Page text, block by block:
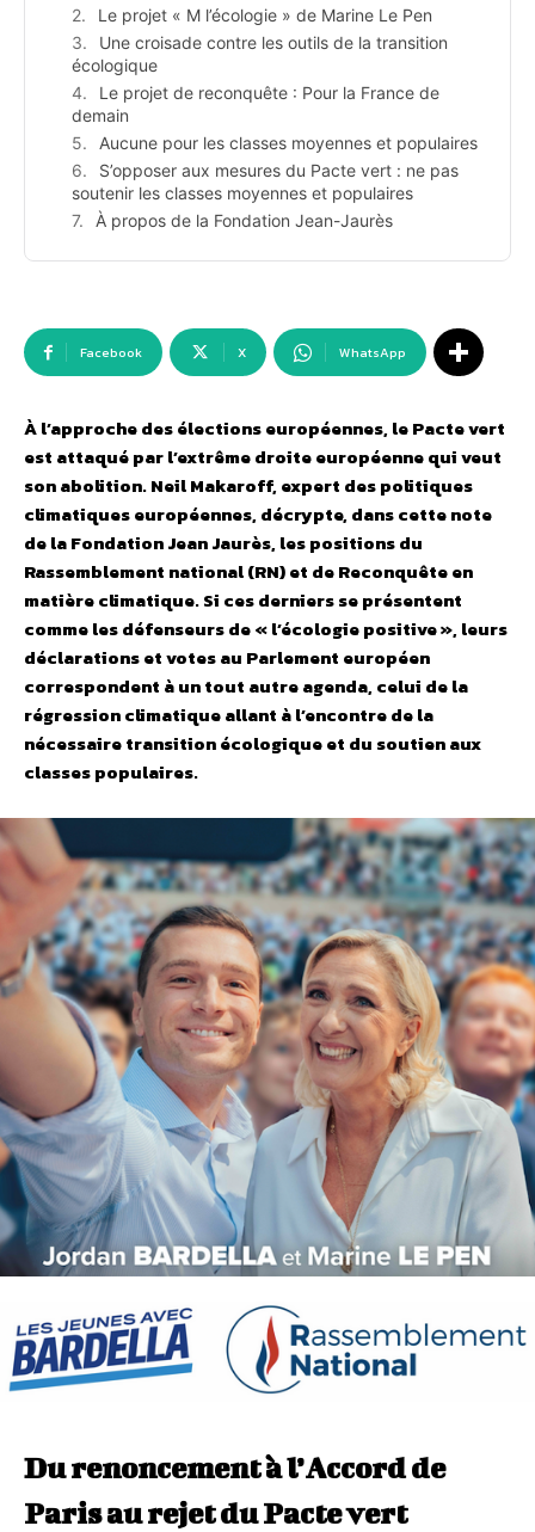
Le projet « M l’écologie » de Marine Le Pen
Une croisade contre les outils de la transition
écologique
Le projet de reconquête : Pour la France de
demain
Aucune pour les classes moyennes et populaires
S’opposer aux mesures du Pacte vert : ne pas
soutenir les classes moyennes et populaires
À propos de la Fondation Jean-Jaurès
Facebook X WhatsApp
À l’approche des élections européennes, le Pacte vert
est attaqué par l’extrême droite européenne qui veut
son abolition. Neil Makaroff, expert des politiques
climatiques européennes, décrypte, dans cette note
de la Fondation Jean Jaurès, les positions du
Rassemblement national (RN) et de Reconquête en
matière climatique. Si ces derniers se présentent
comme les défenseurs de « l’écologie positive », leurs
déclarations et votes au Parlement européen
correspondent à un tout autre agenda, celui de la
régression climatique allant à l’encontre de la
nécessaire transition écologique et du soutien aux
classes populaires.
Du renoncement à l’Accord de
Paris au rejet du Pacte vert